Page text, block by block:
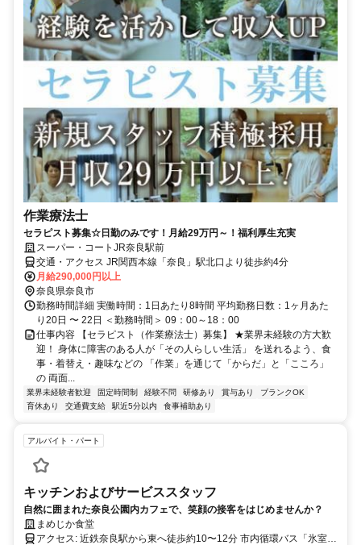
作業療法士
セラピスト募集☆日勤のみです！月給29万円～！福利厚生充実
スーパー・コートJR奈良駅前
交通・アクセス JR関西本線「奈良」駅北口より徒歩約4分
月給290,000円以上
奈良県奈良市
勤務時間詳細 実働時間：1日あたり8時間 平均勤務日数：1ヶ月あた
り20日 〜 22日 ＜勤務時間＞ 09：00～18：00
仕事内容 【セラピスト（作業療法士）募集】 ★業界未経験の方大歓
迎！ 身体に障害のある人が「その人らしい生活」 を送れるよう、食
事・着替え・趣味などの 「作業」を通じて「からだ」と「こころ」
の 両面...
業界未経験者歓迎 固定時間制 経験不問 研修あり 賞与あり
ブランクOK
育休あり
交通費支給 駅近5分以内 食事補助あり
アルバイト・パート
キッチンおよびサービススタッフ
自然に囲まれた奈良公園内カフェで、笑顔の接客をはじめませんか？
まめじか食堂
アクセス: 近鉄奈良駅から東へ徒歩約10〜12分 市内循環バス「氷室神